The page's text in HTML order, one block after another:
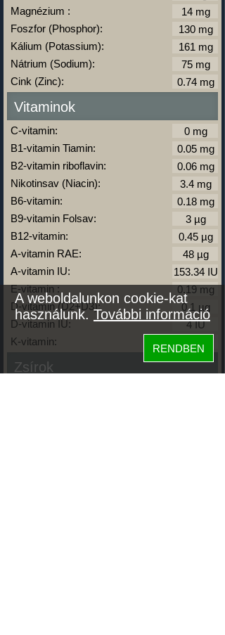
Magnézium :
Foszfor (Phosphor):
Kálium (Potassium):
Nátrium (Sodium):
Cink (Zinc):
Vitaminok
C-vitamin:
B1-vitamin Tiamin:
B2-vitamin riboflavin:
Nikotinsav (Niacin):
B6-vitamin:
B9-vitamin Folsav:
B12-vitamin:
A-vitamin RAE:
A-vitamin IU:
E-vitamin :
D-vitamin (D2+D3):
D-vitamin IU:
K-vitamin:
Zsírok
A weboldalunkon cookie-kat
használunk.További információ
RENDBEN